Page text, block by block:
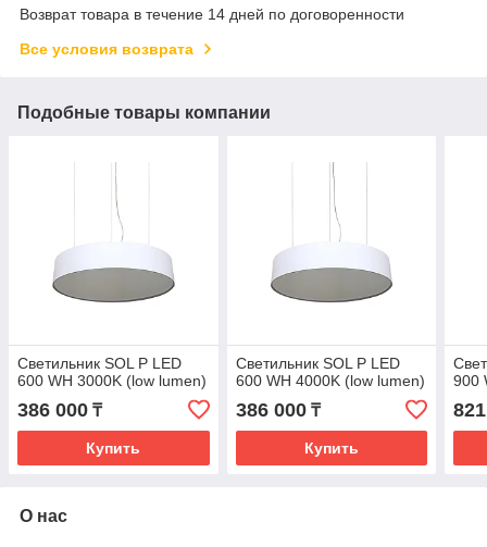
Возврат товара в течение 14 дней по договоренности
Все условия возврата
Подобные товары компании
Светильник SOL P LED
600 WH 3000K (low lumen)
386 000 ₸
Купить
Светильник SOL P LED
600 WH 4000K (low lumen)
386 000₸
Купить
900
О нас